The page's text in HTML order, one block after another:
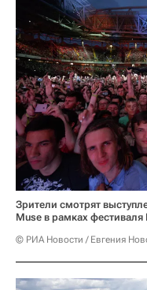
Зрители смотрят
Muse в рамках фестиваля
© РИА Новости / Евгения